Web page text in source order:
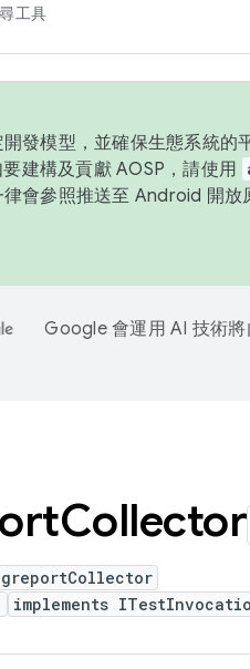
工具
發模型，並確保生態系統
建構及貢獻 AOSP，請使用
會參照推送至 Android 開放
Google 會運用 AI 技術
Collector
implements